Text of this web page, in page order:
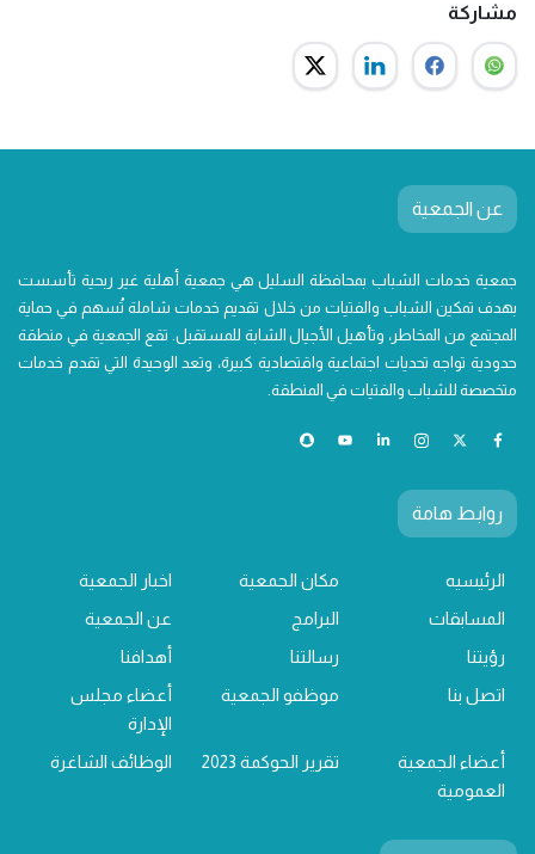
مشاركة
عن الجمعية
جمعية خدمات الشباب بمحافظة السليل هي جمعية أهلية غير ربحية تأسست
بهدف تمكين الشباب والفتيات من خلال تقديم خدمات شاملة تُسهم في حماية
المجتمع من المخاطر، وتأهيل الأجيال الشابة للمستقبل. تقع الجمعية في منطقة
حدودية تواجه تحديات اجتماعية واقتصادية كبيرة، وتعد الوحيدة التي تقدم خدمات
متخصصة للشباب والفتيات في المنطقة.
روابط هامة
الرئيسيه مكان الجمعية
اخبار الجمعية
المسابقات
البرامج
عن الجمعية
رؤيتنا
رسالتنا
أهدافنا
اتصل بنا
موظفو الجمعية
أعضاء مجلس
الإدارة
أعضاء الجمعية
العمومية
تقرير الحوكمة 2023 الوظائف الشاغرة